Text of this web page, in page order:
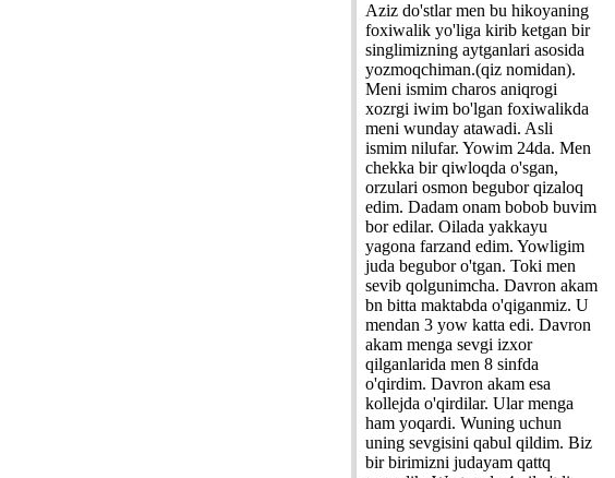
Aziz do'stlar men bu hikoyaning
foxiwalik yo'liga kirib ketgan bir
singlimizning aytganlari asosida
yozmoqchiman.(qiz nomidan).
Meni ismim charos aniqrogi
xozrgi iwim bo'lgan foxiwalikda
meni wunday atawadi. Asli
ismim nilufar. Yowim 24da. Men
chekka bir qiwloqda o'sgan,
orzulari osmon begubor qizaloq
edim. Dadam onam bobob buvim
bor edilar. Oilada yakkayu
yagona farzand edim. Yowligim
juda begubor o'tgan. Toki men
sevib qolgunimcha. Davron akam
bn bitta maktabda o'qiganmiz. U
mendan 3 yow katta edi. Davron
akam menga sevgi izxor
qilganlarida men 8 sinfda
o'qirdim. Davron akam esa
kollejda o'qirdilar. Ular menga
ham yoqardi. Wuning uchun
uning sevgisini qabul qildim. Biz
bir birimizni judayam qattq